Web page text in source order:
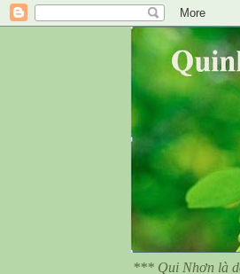
*** Qui Nhơn là